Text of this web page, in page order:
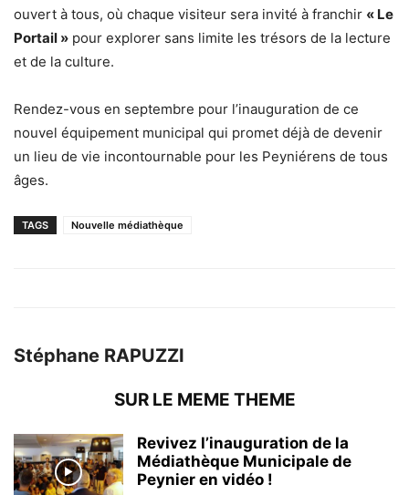
ouvert à tous, où chaque visiteur sera invité à franchir « Le
Portail » pour explorer sans limite les trésors de la lecture
et de la culture.
Rendez-vous en septembre pour l’inauguration de ce
nouvel équipement municipal qui promet déjà de devenir
un lieu de vie incontournable pour les Peyniérens de tous
âges.
TAGS Nouvelle médiathèque
Stéphane RAPUZZI
SUR LE MEME THEME
Revivez l’inauguration de la
Médiathèque Municipale de
Peynier en vidéo !